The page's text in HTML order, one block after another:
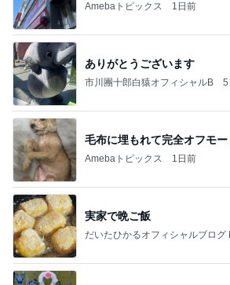
Amebaトピックス 1日前
ありがとうございます
市川團十郎白猿オフィシャルB 5
毛布に埋もれて完全オフモー
Amebaトピックス 1日前
実家で晩ご飯
だいたひかるオフィシャルブログ